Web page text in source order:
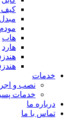
کیف
مبدل
مودم
هاب
هارد
خدمات
نصب و
خدمات
درباره ما
تماس با ما